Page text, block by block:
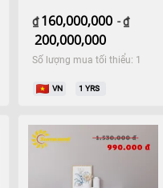
₫ 160,000,000 -₫
200,000,000
Số lượng mua tối thiểu: 1
VN 1 YRS